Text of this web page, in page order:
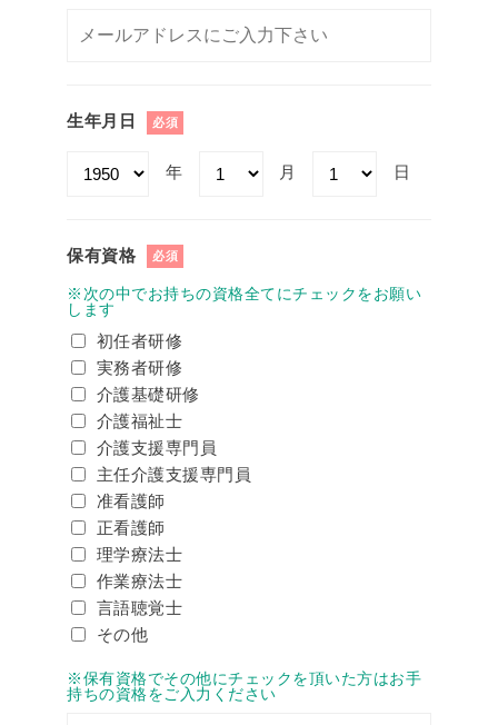
生年月日 必須
年 月 日
保有資格 必須
※次の中でお持ちの資格全てにチェックをお願い
します
初任者研修
実務者研修
介護基礎研修
介護福祉士
介護支援専門員
主任介護支援専門員
准看護師
正看護師
理学療法士
作業療法士
言語聴覚士
その他
※保有資格でその他にチェックを頂いた方はお手
持ちの資格をご入力ください